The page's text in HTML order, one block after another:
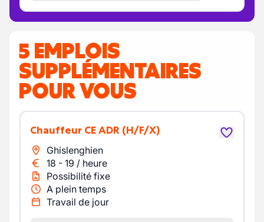
5 EMPLOIS
SUPPLÉMENTAIRES
POUR VOUS
Chauffeur CE ADR (H/F/X)
Ghislenghien
18 - 19 / heure
Possibilité fixe
A plein temps
Travail de jour